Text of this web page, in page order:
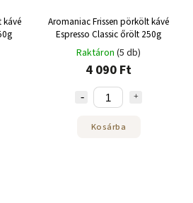
kávé
Aromaniac Frissen pörkölt kávé
Espresso Classic őrölt 250g
Raktáron (5 db)
4 090 Ft
Kosárba